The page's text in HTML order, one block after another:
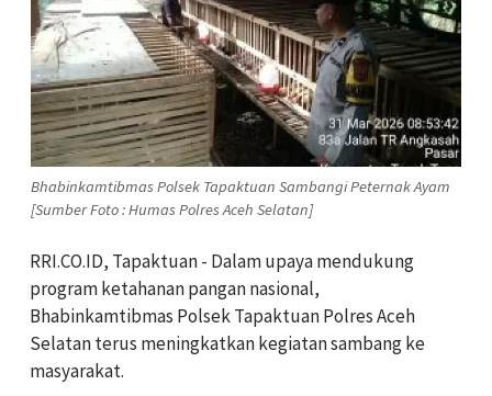
Bhabinkamtibmas Polsek Tapaktuan Sambangi Peternak Ayam
[Sumber Foto : Humas Polres Aceh Selatan]
RRI.CO.ID, Tapaktuan - Dalam upaya mendukung
program ketahanan pangan nasional,
Bhabinkamtibmas Polsek Tapaktuan Polres Aceh
Selatan terus meningkatkan kegiatan sambang ke
masyarakat.